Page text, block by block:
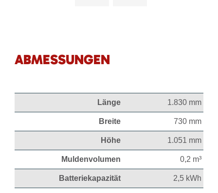
ABMESSUNGEN
Länge 1.830 mm
Breite 730 mm
Höhe 1.051 mm
Muldenvolumen 0,2 m³
Batteriekapazität 2,5 kWh